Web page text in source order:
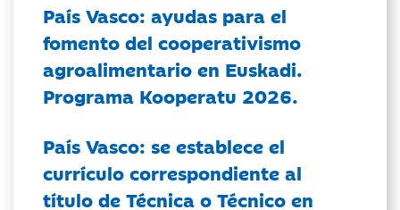
País Vasco: ayudas para el
fomento del cooperativismo
agroalimentario en Euskadi.
Programa Kooperatu 2026.
País Vasco: se establece el
currículo correspondiente al
título de Técnica o Técnico en